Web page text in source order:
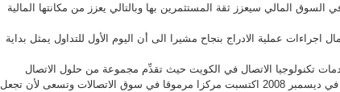
المالي سيعزز ثقة المستثمرين بها وبالتالي يعزز من مكانتها المالية
اجراءات عملية الادراج بنجاح مشيرا الى أن اليوم الأول للتداول يمثل بداية
تكنولوجيا الاتصال في الكويت حيث تقدِّم مجموعة من حلول الاتصال
المتنقلة ومنذ دخولها السوق الكويتي في ديسمبر 2008 اكتسبت مركزا مرموقا في سوق الاتصالات وتسعى لأن تجعل